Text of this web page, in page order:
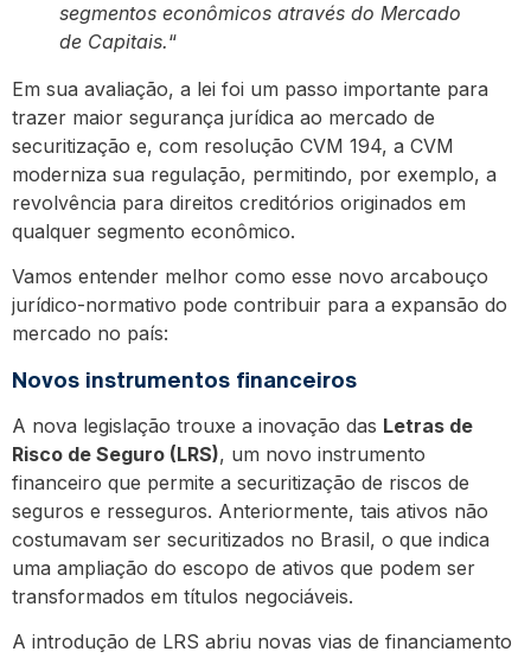
segmentos econômicos através do Mercado
de Capitais.“
Em sua avaliação, a lei foi um passo importante para
trazer maior segurança jurídica ao mercado de
securitização e, com resolução CVM 194, a CVM
moderniza sua regulação, permitindo, por exemplo, a
revolvência para direitos creditórios originados em
qualquer segmento econômico.
Vamos entender melhor como esse novo arcabouço
jurídico-normativo pode contribuir para a expansão do
mercado no país:
Novos instrumentos financeiros
A nova legislação trouxe a inovação das Letras de
Risco de Seguro (LRS), um novo instrumento
financeiro que permite a securitização de riscos de
seguros e resseguros. Anteriormente, tais ativos não
costumavam ser securitizados no Brasil, o que indica
uma ampliação do escopo de ativos que podem ser
transformados em títulos negociáveis.
A introdução de LRS abriu novas vias de financiamento